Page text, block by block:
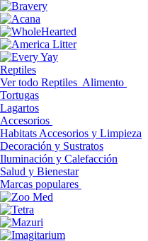
Reptiles
Ver todo Reptiles Alimento
Tortugas
Lagartos
Accesorios
Habitats Accesorios y Limpieza
Decoración y Sustratos
Iluminación y Calefacción
Salud y Bienestar
Marcas populares